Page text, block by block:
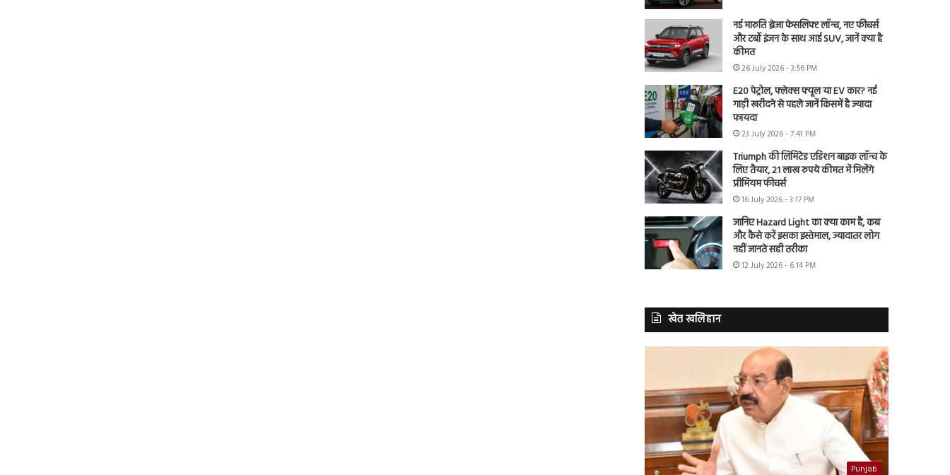
नई मारुति ब्रेजा फेसलिफ्ट लॉन्च, नए फीचर्स
और टर्बो इंजन के साथ आई SUV, जानें क्या है
कीमत
26 July 2026 - 3:56 PM
E20 पेट्रोल, फ्लेक्स फ्यूल या EV कार? नई
गाड़ी खरीदने से पहले जानें किसमें है ज्यादा
फायदा
23 July 2026 - 7:41 PM
Triumph की लिमिटेड एडिशन बाइक लॉन्च के
लिए तैयार, 21 लाख रुपये कीमत में मिलेंगे
प्रीमियम फीचर्स
16 July 2026 - 3:17 PM
जानिए Hazard Light का क्या काम है, कब
और कैसे करें इसका इस्तेमाल, ज्यादातर लोग
नहीं जानते सही तरीका
12 July 2026 - 6:14 PM
खेत खलिहान
Punjab